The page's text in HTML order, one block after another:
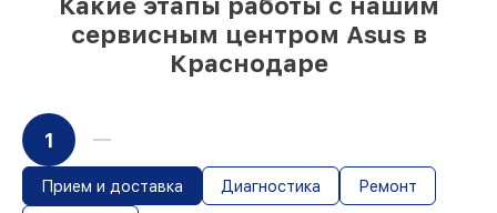
сразу
сервисным центром Asus в
Краснодаре
1
Прием и доставка Диагностика Ремонт